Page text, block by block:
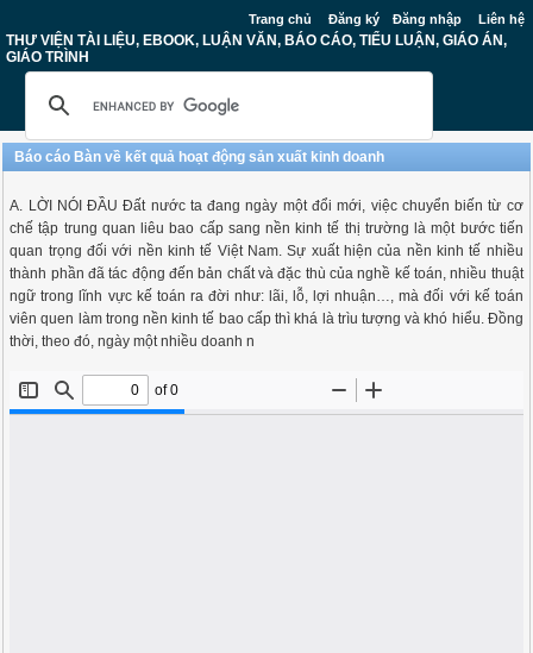
Trang chủ Đăng ký Đăng nhập Liên hệ
THƯ VIỆN TÀI LIỆU, EBOOK, LUẬN VĂN, BÁO CÁO, TIỂU LUẬN, GIÁO ÁN,
GIÁO TRÌNH
Báo cáo Bàn về kết quả hoạt động sản xuất kinh doanh
A. LỜI NÓI ĐẦU Đất nước ta đang ngày một đổi mới, việc chuyển biến từ cơ
chế tập trung quan liêu bao cấp sang nền kinh tế thị trường là một bước tiến
quan trọng đối với nền kinh tế Việt Nam. Sự xuất hiện của nền kinh tế nhiều
thành phần đã tác động đến bản chất và đặc thù của nghề kế toán, nhiều thuật
ngữ trong lĩnh vực kế toán ra đời như: lãi, lỗ, lợi nhuận…, mà đối với kế toán
viên quen làm trong nền kinh tế bao cấp thì khá là trìu tượng và khó hiểu. Đồng
thời, theo đó, ngày một nhiều doanh n